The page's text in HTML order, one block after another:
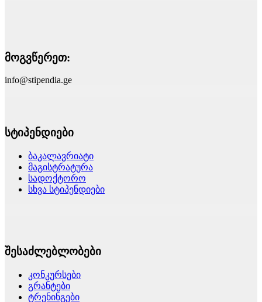
მოგვწერეთ:
info@stipendia.ge
სტიპენდიები
ბაკალავრიატი
მაგისტრატურა
სადოქტორო
სხვა სტიპენდიები
შესაძლებლობები
კონკურსები
გრანტები
ტრენინგები